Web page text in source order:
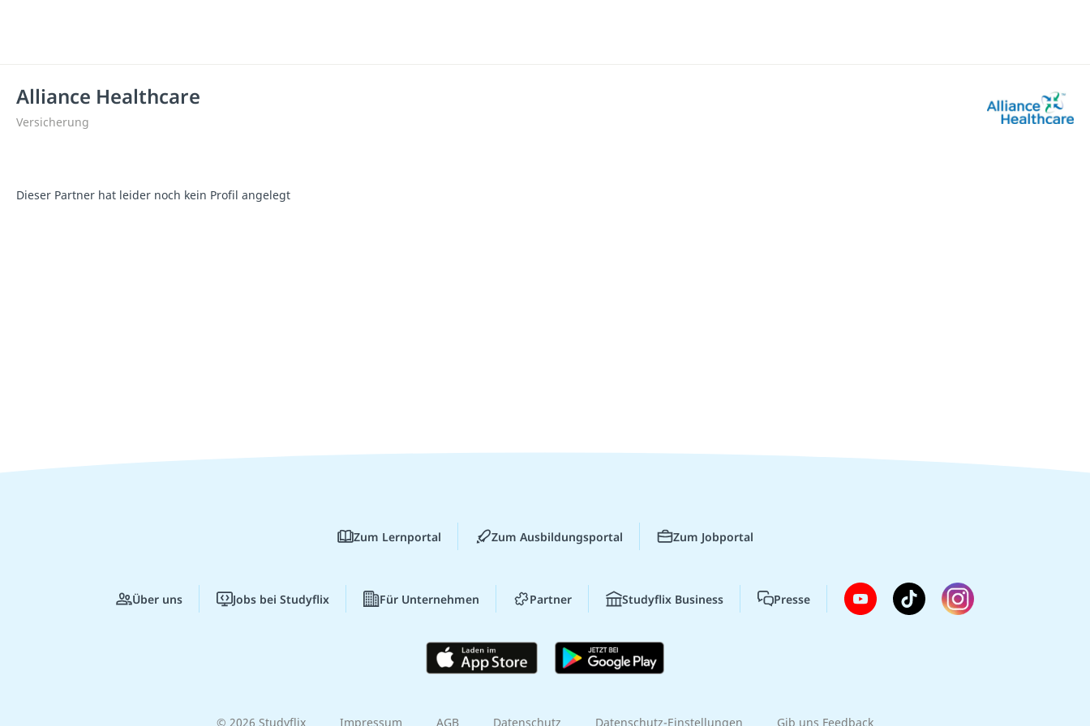
Alliance Healthcare
Versicherung
Dieser Partner hat leider noch kein Profil angelegt
Zum Lernportal Zum Ausbildungsportal Zum Jobportal
Über uns Jobs bei Studyflix Für Unternehmen Partner Studyflix Business Presse
© 2026 Studyflix Impressum AGB Datenschutz Datenschutz-Einstellungen Gib uns Feedback